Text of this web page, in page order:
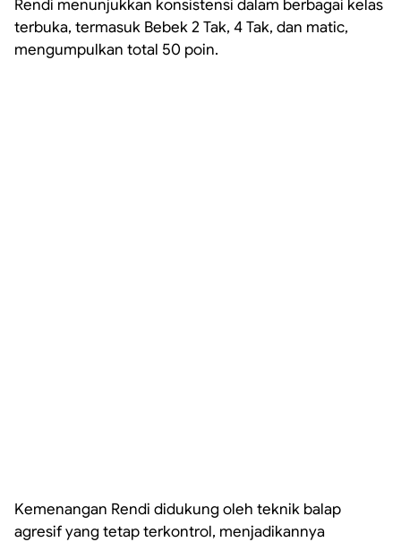
Rendi menunjukkan konsistensi dalam berbagai kelas
terbuka, termasuk Bebek 2 Tak, 4 Tak, dan matic,
mengumpulkan total 50 poin.
Kemenangan Rendi didukung oleh teknik balap
agresif yang tetap terkontrol, menjadikannya